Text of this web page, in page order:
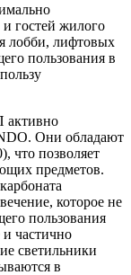
гостей жилого
лобби, лифтовых
пользования в
активно
Они обладают
что позволяет
предметов.
которое не
пользования
частично
светильники
в